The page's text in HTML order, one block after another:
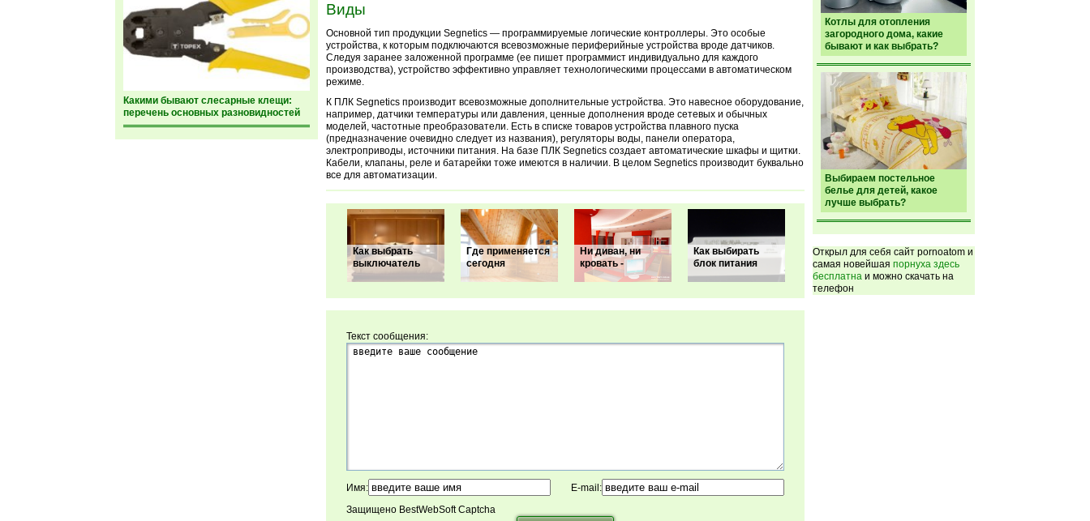
Какими бывают слесарные клещи:
перечень основных разновидностей
Котлы для отопления
загородного дома, какие
бывают и как выбрать?
Выбираем постельное
белье для детей, какое
лучше выбрать?
Открыл для себя сайт pornoatom и
самая новейшая порнуха здесь
бесплатна и можно скачать на
телефон
Виды
Основной тип продукции Segnetics — программируемые логические контроллеры. Это особые
устройства, к которым подключаются всевозможные периферийные устройства вроде датчиков.
Следуя заранее заложенной программе (ее пишет программист индивидуально для каждого
производства), устройство эффективно управляет технологическими процессами в автоматическом
режиме.
К ПЛК Segnetics производит всевозможные дополнительные устройства. Это навесное оборудование,
например, датчики температуры или давления, ценные дополнения вроде сетевых и обычных
моделей, частотные преобразователи. Есть в списке товаров устройства плавного пуска
(предназначение очевидно следует из названия), регуляторы воды, панели оператора,
электроприводы, источники питания. На базе ПЛК Segnetics создает автоматические шкафы и щитки.
Кабели, клапаны, реле и батарейки тоже имеются в наличии. В целом Segnetics производит буквально
все для автоматизации.
Как выбрать
выключатель
Где применяется
сегодня
Ни диван, ни
кровать -
Как выбирать
блок питания
Текст сообщения:
Имя:
E-mail:
Защищено BestWebSoft Captcha